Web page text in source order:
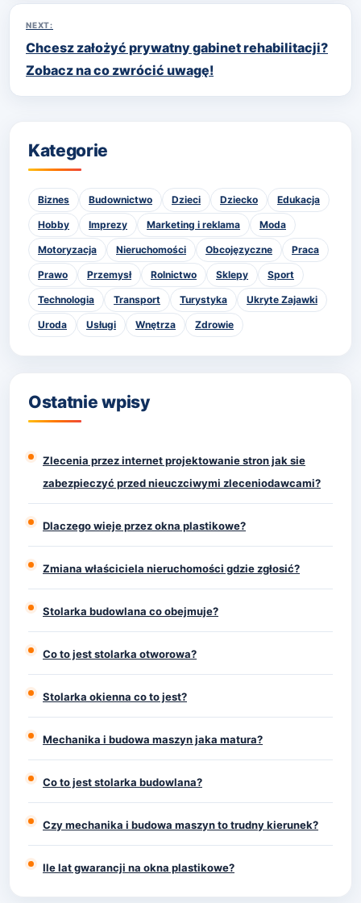
NEXT:
Chcesz założyć prywatny gabinet rehabilitacji?
Zobacz na co zwrócić uwagę!
Kategorie
Biznes Budownictwo Dzieci Dziecko Edukacja
Hobby Imprezy Marketing i reklama Moda
Motoryzacja Nieruchomości Obcojęzyczne Praca
Prawo Przemysł Rolnictwo Sklepy Sport
Technologia Transport Turystyka Ukryte Zajawki
Uroda Usługi Wnętrza Zdrowie
Ostatnie wpisy
Zlecenia przez internet projektowanie stron jak sie
zabezpieczyć przed nieuczciwymi zleceniodawcami?
Dlaczego wieje przez okna plastikowe?
Zmiana właściciela nieruchomości gdzie zgłosić?
Stolarka budowlana co obejmuje?
Co to jest stolarka otworowa?
Stolarka okienna co to jest?
Mechanika i budowa maszyn jaka matura?
Co to jest stolarka budowlana?
Czy mechanika i budowa maszyn to trudny kierunek?
Ile lat gwarancji na okna plastikowe?